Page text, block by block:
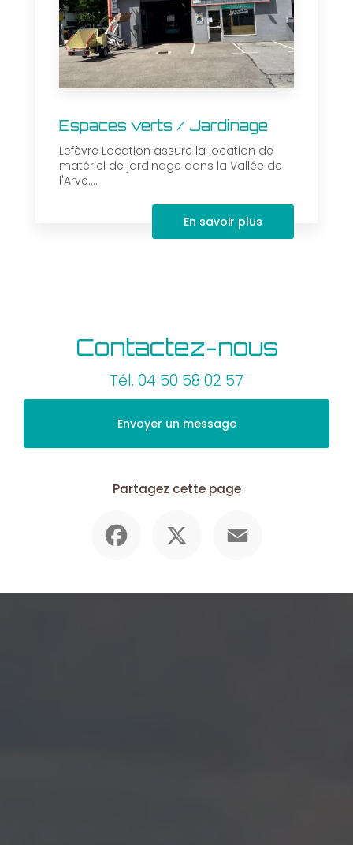
Espaces verts / Jardinage
Lefèvre Location assure la location de
matériel de jardinage dans la Vallée de
l'Arve....
En savoir plus
Contactez-nous
Tél. 04 50 58 02 57
Envoyer un message
Partagez cette page